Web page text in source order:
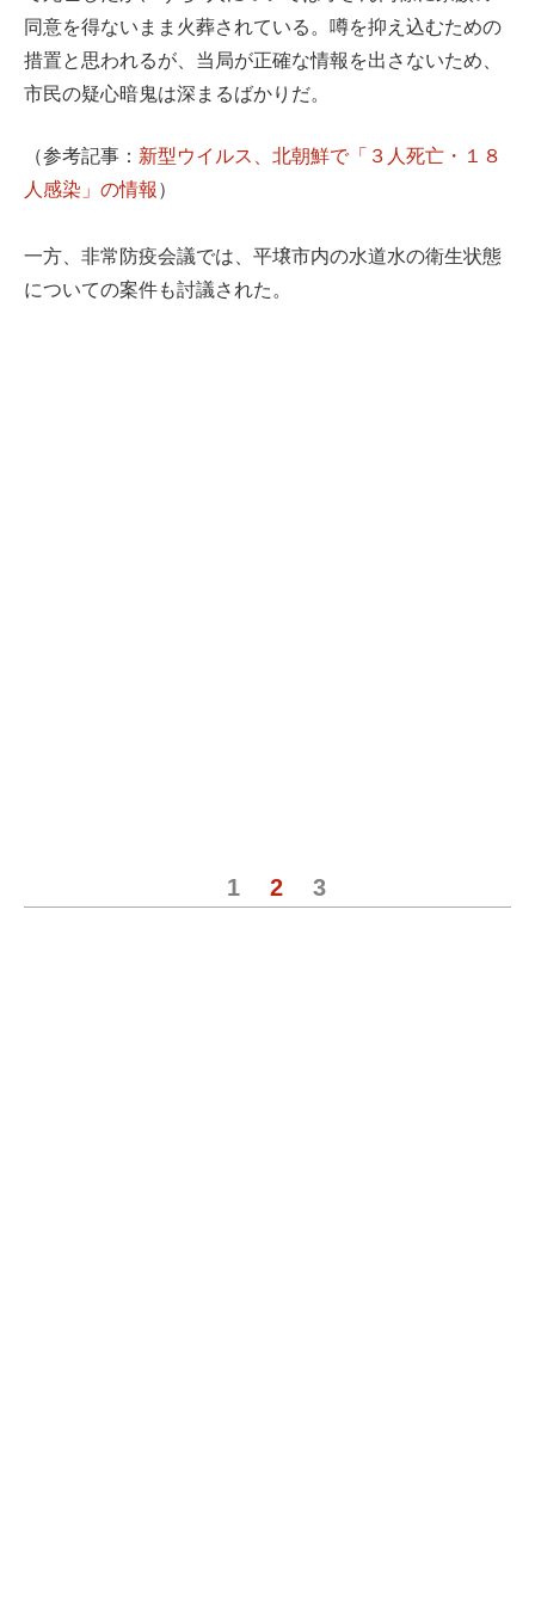
同意を得ないまま火葬されている。噂を抑え込むための
措置と思われるが、当局が正確な情報を出さないため、
市民の疑心暗鬼は深まるばかりだ。
（参考記事： 新型ウイルス、北朝鮮で「３人死亡・１８
人感染」の情報 ）
一方、非常防疫会議では、平壌市内の水道水の衛生状態
についての案件も討議された。
1 2 3